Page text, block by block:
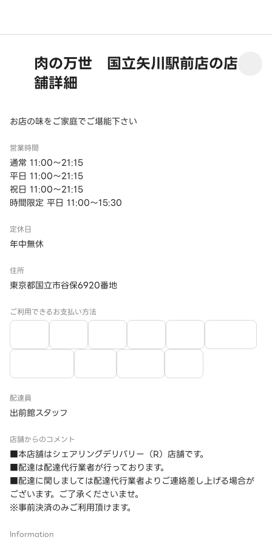
肉の万世 国立矢川駅前店の店
舗詳細
お店の味をご家庭でご堪能下さい
営業時間
通常 11:00～21:15
平日 11:00～21:15
祝日 11:00～21:15
時間限定 平日 11:00～15:30
定休日
年中無休
住所
東京都国立市谷保6920番地
ご利用できるお支払い方法
配達員
出前館スタッフ
店舗からのコメント
■本店舗はシェアリングデリバリー（R）店舗です。
■配達は配達代行業者が行っております。
■配達に関しましては配達代行業者よりご連絡差し上げる場合が
ございます。ご了承くださいませ。
※事前決済のみご利用頂けます。
Information